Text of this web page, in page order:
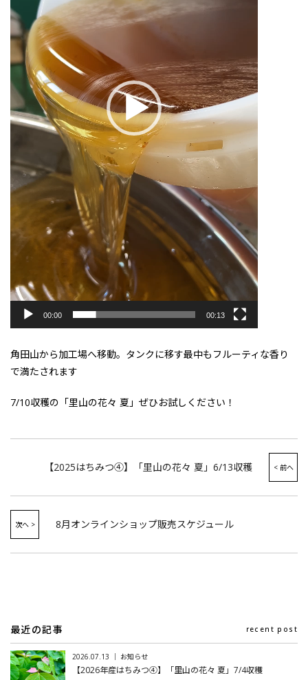
00:00 00:13
角田山から加工場へ移動。タンクに移す最中もフルーティな香り
で満たされます
7/10収穫の「里山の花々 夏」ぜひお試しください！
【2025はちみつ④】「里山の花々 夏」6/13収穫
8月オンラインショップ販売スケジュール
最近の記事 recent post
2026.07.13 ｜ お知らせ
【2026年産はちみつ④】「里山の花々 夏」7/4収穫